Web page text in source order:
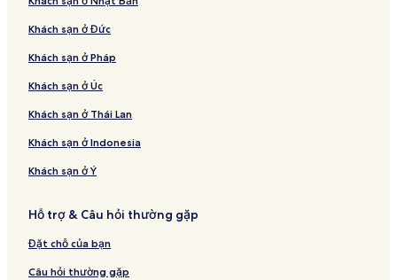
Khách sạn ở Đức
Khách sạn ở Pháp
Khách sạn ở Úc
Khách sạn ở Thái Lan
Khách sạn ở Indonesia
Khách sạn ở Ý
Hỗ trợ & Câu hỏi thường gặp
Đặt chỗ của bạn
Câu hỏi thường gặp